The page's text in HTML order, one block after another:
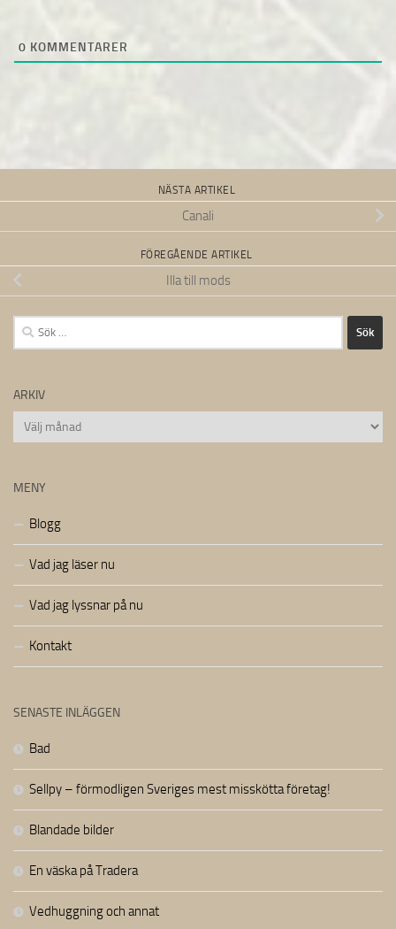
0 KOMMENTARER
NÄSTA ARTIKEL
Canali
FÖREGÅENDE ARTIKEL
Illa till mods
Sök
efter:
ARKIV
Arkiv
MENY
Blogg
Vad jag läser nu
Vad jag lyssnar på nu
Kontakt
SENASTE INLÄGGEN
Bad
Sellpy – förmodligen Sveriges mest misskötta företag!
Blandade bilder
En väska på Tradera
Vedhuggning och annat